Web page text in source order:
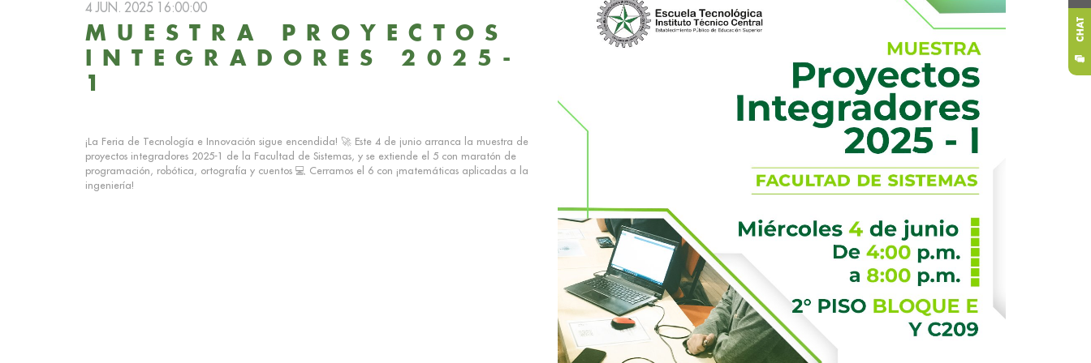
4 JUN. 2025 16:00:00
MUESTRA PROYECTOS
INTEGRADORES 2025-
1
¡La Feria de Tecnología e Innovación sigue encendida! 🚀 Este 4 de junio arranca la muestra de
proyectos integradores 2025-1 de la Facultad de Sistemas, y se extiende el 5 con maratón de
programación, robótica, ortografía y cuentos 💻 Cerramos el 6 con ¡matemáticas aplicadas a la
ingeniería!